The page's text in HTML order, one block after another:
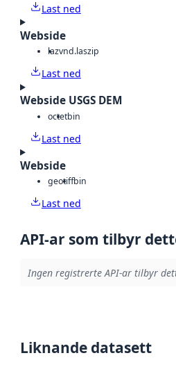
Last ned
Webside
lazvnd.laszip
Last ned
Webside USGS DEM
octetbin
Last ned
Webside
geotiffbin
Last ned
API-ar som tilbyr
Ingen registrerte API-ar tilbyr
Liknande datasett